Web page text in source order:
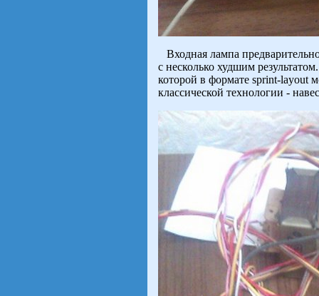
Входная лампа
с несколько худшим
которой в формате sprint-layout
классической технологии -